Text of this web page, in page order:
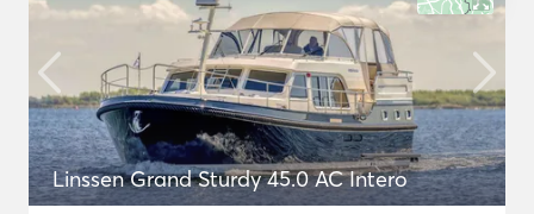
Linssen Grand Sturdy 45.0 AC Intero